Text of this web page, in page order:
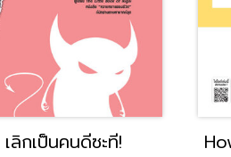
How to Lead คิดแ